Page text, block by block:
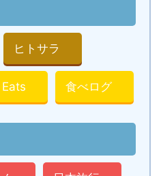
ヒトサラ
食べログ